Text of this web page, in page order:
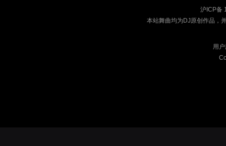
沪ICP备
本站舞曲均为DJ原创作品，
用